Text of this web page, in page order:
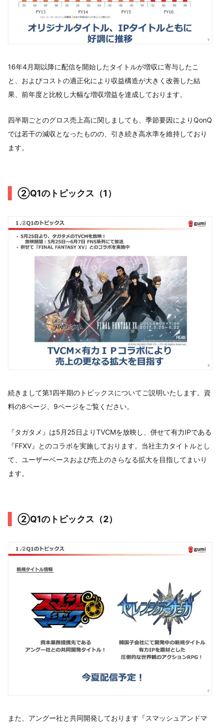
16年4月期以降に配信を開始したタイトルが増収に寄与したこ
と、およびコストの適正化により収益構造が大きく改善した結
果、前年度と比較し大幅な増収増益を達成しております。
四半期ごとのグロス売上高に関しましても、季節要因によりQonQ
では若干の減収となったものの、引き続き高水準を維持しており
ます。
②Q1のトピックス（1）
続きまして第1四半期のトピックスについてご説明いたします。資
料の8ページ、9ページをご覧ください。
『タガタメ』は5月25日よりTVCMを放映し、併せて有力IPである
『FFXV』とのコラボを実施しております。当社主力タイトルとし
て、ユーザーベースおよび売上のさらなる拡大を目指してまいり
ます。
②Q1のトピックス（2）
また、アングー社と共同開発しております『スマッシュアンドマ